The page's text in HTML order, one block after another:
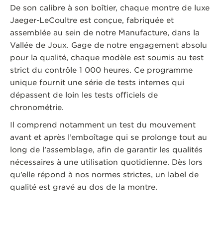
De son calibre à son boîtier, chaque montre de luxe
Jaeger-LeCoultre est conçue, fabriquée et
assemblée au sein de notre Manufacture, dans la
Vallée de Joux. Gage de notre engagement absolu
pour la qualité, chaque modèle est soumis au test
strict du contrôle 1 000 heures. Ce programme
unique fournit une série de tests internes qui
dépassent de loin les tests officiels de
chronométrie.
Il comprend notamment un test du mouvement
avant et après l’emboîtage qui se prolonge tout au
long de l’assemblage, afin de garantir les qualités
nécessaires à une utilisation quotidienne. Dès lors
qu’elle répond à nos normes strictes, un label de
qualité est gravé au dos de la montre.